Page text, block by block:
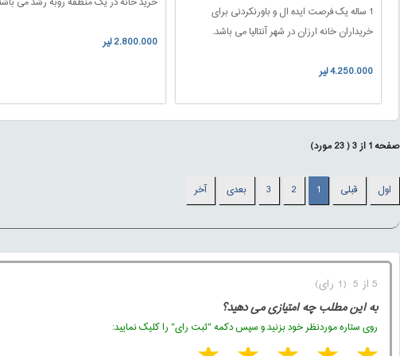
1 ساله یک فرصت ایده ال و باورنکردنی برای
خریداران خانه ارزان در شهر آنتالیا می باشد.
4.250.000 لیر
2.800.000 لیر
صفحه1از3
(
23مورد)
اول قبلی 1
2
3 بعدی آخر
5 از 5 (1 رای)
به این مطلب چه امتیازی می دهید؟
روی ستاره موردنظر خود بزنید و سپس دکمه "ثبت رای" را کلیک نمایید: